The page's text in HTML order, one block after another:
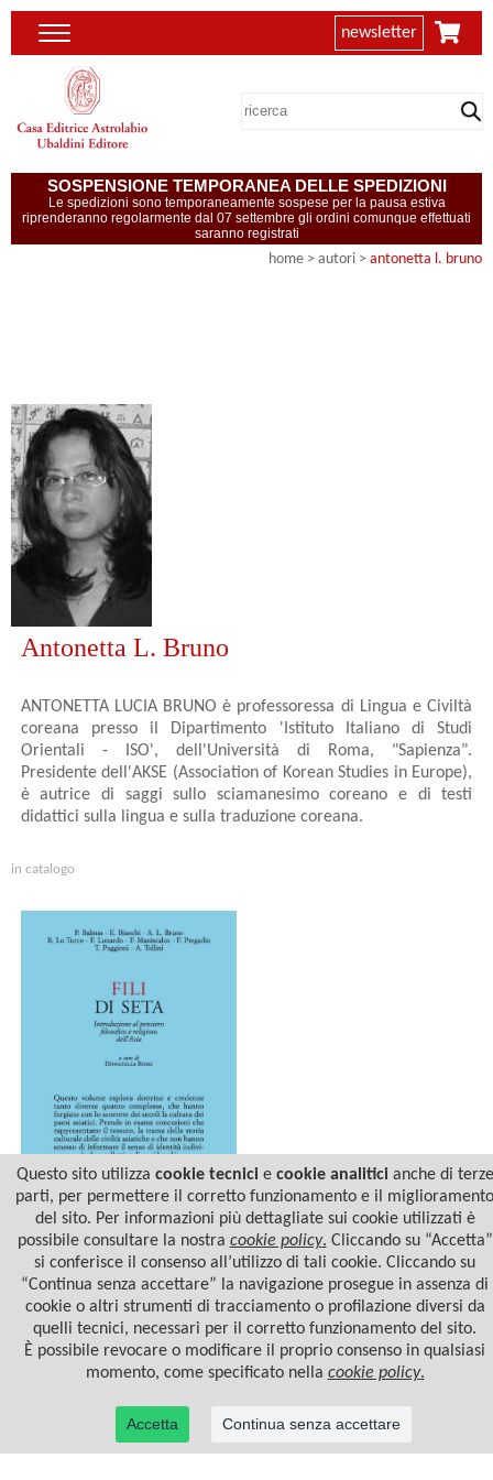
newsletter
SOSPENSIONE TEMPORANEA DELLE SPEDIZIONI
Le spedizioni sono temporaneamente sospese per la pausa estiva
riprenderanno regolarmente dal 07 settembre gli ordini comunque effettuati
saranno registrati
home > autori > antonetta l. bruno
Antonetta L. Bruno
ANTONETTA LUCIA BRUNO è professoressa di Lingua e Civiltà
coreana presso il Dipartimento 'Istituto Italiano di Studi
Orientali - ISO', dell'Università di Roma, "Sapienza".
Presidente dell'AKSE (Association of Korean Studies in Europe),
è autrice di saggi sullo sciamanesimo coreano e di testi
didattici sulla lingua e sulla traduzione coreana.
in catalogo
FILI DI SETA
Questo sito utilizza cookie tecnicie cookie analiticianche di terze
parti, per permettere il corretto funzionamento e il miglioramento
del sito. Per informazioni più dettagliate sui cookie utilizzati è
possibile consultare la nostra cookie policy. Cliccando su “Accetta”
si conferisce il consenso all’utilizzo di tali cookie. Cliccando su
“Continua senza accettare” la navigazione prosegue in assenza di
cookie o altri strumenti di tracciamento o profilazione diversi da
quelli tecnici, necessari per il corretto funzionamento del sito.
È possibile revocare o modificare il proprio consenso in qualsiasi
momento, come specificato nella cookie policy.
Accetta Continua senza accettare